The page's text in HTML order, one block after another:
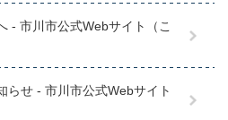
- 市川市公式Webサイト（こ
らせ - 市川市公式Webサイト